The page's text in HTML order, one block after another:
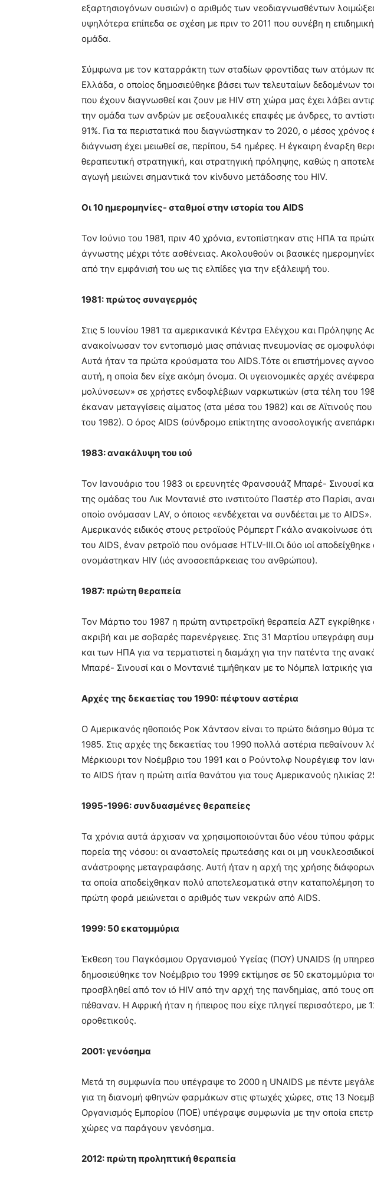
εξαρτησιογόνων ουσιών) ο αριθμός των νεοδιαγνωσθέντων
υψηλότερα επίπεδα σε σχέση με πριν το 2011 που συνέβη η
ομάδα.
Σύμφωνα με τον καταρράκτη των σταδίων φροντίδας των ατόμων
Ελλάδα, ο οποίος δημοσιεύθηκε βάσει των τελευταίων δεδομένων
που έχουν διαγνωσθεί και ζουν με HIV στη χώρα μας έχει λάβει
την ομάδα των ανδρών με σεξουαλικές επαφές με άνδρες, το
91%. Για τα περιστατικά που διαγνώστηκαν το 2020, ο μέσος
διάγνωση έχει μειωθεί σε, περίπου, 54 ημέρες. Η έγκαιρη έναρξη
θεραπευτική στρατηγική, και στρατηγική πρόληψης, καθώς η
αγωγή μειώνει σημαντικά τον κίνδυνο μετάδοσης του HIV.
Οι 10 ημερομηνίες- σταθμοί στην ιστορία του AIDS
Τον Ιούνιο του 1981, πριν 40 χρόνια, εντοπίστηκαν στις ΗΠΑ τα
άγνωστης μέχρι τότε ασθένειας. Ακολουθούν οι βασικές
από την εμφάνισή του ως τις ελπίδες για την εξάλειψή του.
1981: πρώτος συναγερμός
Στις 5 Ιουνίου 1981 τα αμερικανικά Κέντρα Ελέγχου και Πρόληψης
ανακοίνωσαν τον εντοπισμό μιας σπάνιας πνευμονίας σε
Αυτά ήταν τα πρώτα κρούσματα του AIDS.Τότε οι επιστήμονες
αυτή, η οποία δεν είχε ακόμη όνομα. Οι υγειονομικές αρχές
μολύνσεων» σε χρήστες ενδοφλέβιων ναρκωτικών (στα τέλη του
έκαναν μεταγγίσεις αίματος (στα μέσα του 1982) και σε Αϊτινούς
του 1982). Ο όρος AIDS (σύνδρομο επίκτητης ανοσολογικής
1983: ανακάλυψη του ιού
Τον Ιανουάριο του 1983 οι ερευνητές Φρανσουάζ Μπαρέ- Σινουσί
της ομάδας του Λικ Μοντανιέ στο ινστιτούτο Παστέρ στο Παρίσι,
οποίο ονόμασαν LAV, ο όποιος «ενδέχεται να συνδέεται με το AIDS».
Αμερικανός ειδικός στους ρετροϊούς Ρόμπερτ Γκάλο ανακοίνωσε
του AIDS, έναν ρετροϊό που ονόμασε HTLV-III.Οι δύο ιοί αποδείχθηκε
ονομάστηκαν HIV (ιός ανοσοεπάρκειας του ανθρώπου).
1987: πρώτη θεραπεία
Τον Μάρτιο του 1987 η πρώτη αντιρετροϊκή θεραπεία AZT
ακριβή και με σοβαρές παρενέργειες. Στις 31 Μαρτίου υπεγράφη
και των ΗΠΑ για να τερματιστεί η διαμάχη για την πατέντα της
Μπαρέ- Σινουσί και ο Μοντανιέ τιμήθηκαν με το Νόμπελ Ιατρικής
Αρχές της δεκαετίας του 1990: πέφτουν αστέρια
Ο Αμερικανός ηθοποιός Ροκ Χάντσον είναι το πρώτο διάσημο θύμα
1985. Στις αρχές της δεκαετίας του 1990 πολλά αστέρια πεθαίνουν
Μέρκιουρι τον Νοέμβριο του 1991 και ο Ρούντολφ Νουρέγιεφ τον
το AIDS ήταν η πρώτη αιτία θανάτου για τους Αμερικανούς ηλικίας
1995-1996: συνδυασμένες θεραπείες
Τα χρόνια αυτά άρχισαν να χρησιμοποιούνται δύο νέου τύπου
πορεία της νόσου: οι αναστολείς πρωτεάσης και οι μη
ανάστροφης μεταγραφάσης. Αυτή ήταν η αρχή της χρήσης
τα οποία αποδείχθηκαν πολύ αποτελεσματικά στην καταπολέμηση
πρώτη φορά μειώνεται ο αριθμός των νεκρών από AIDS.
1999: 50 εκατομμύρια
Έκθεση του Παγκόσμιου Οργανισμού Υγείας (ΠΟΥ) UNAIDS (η
δημοσιεύθηκε τον Νοέμβριο του 1999 εκτίμησε σε 50 εκατομμύρια
προσβληθεί από τον ιό HIV από την αρχή της πανδημίας, από τους
πέθαναν. Η Αφρική ήταν η ήπειρος που είχε πληγεί περισσότερο, με
οροθετικούς.
2001: γενόσημα
Μετά τη συμφωνία που υπέγραψε το 2000 η UNAIDS με πέντε
για τη διανομή φθηνών φαρμάκων στις φτωχές χώρες, στις 13
Οργανισμός Εμπορίου (ΠΟΕ) υπέγραψε συμφωνία με την οποία
χώρες να παράγουν γενόσημα.
2012: πρώτη προληπτική θεραπεία